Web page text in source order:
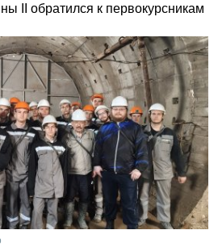
II обратился к первокурсникам